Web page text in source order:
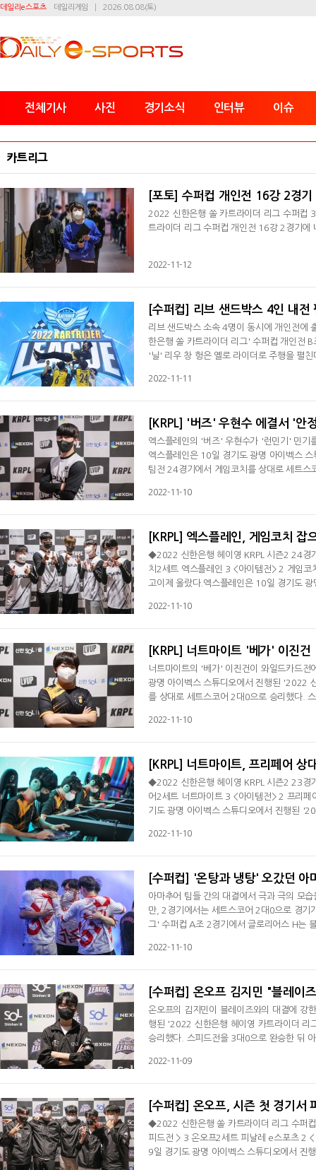
데일리e스포츠 데일리게임 2026.08.08(토)
전체기사 사진 경기소식 인터뷰 이슈
카트리그
[포토] 수퍼컵 개인전 16강 2경기
2022 신한은행 쏠 카트라이더 리그 수퍼컵
트라이더 리그 수퍼컵 개인전 16강 2경기에
2022-11-12
[수퍼컵] 리브 샌드박스 4인 내전
리브 샌드박스 소속 4명이 동시에 개인전
한은행 쏠 카트라이더 리그' 수퍼컵 개인전
'닐' 리우 창 헝은 옐로 라이더로 주행을 펼
이 좋겠지만 쉽지만은 않은 상황이다. '닐'
2022-11-11
[KRPL] '버즈' 우현수 에결서 '안
엑스플레인의 '버즈' 우현수가 '런민기' 민기
엑스플레인은 10일 경기도 광명 아이벡스
팀전 24경기에서 게임코치를 상대로 세트
운드를 잡아내며 에이스 결정전을 성사시켰
2022-11-10
[KRPL] 엑스플레인, 게임코치 잡
◆2022 신한은행 헤이영 KRPL 시즌2 24경
치2세트 엑스플레인 3 <아이템전> 2 게임
고이제 올랐다.엑스플레인은 10일 경기도
지했지만 중위권을 차지하지 못해 0대3패배
2022-11-10
[KRPL] 너트마이트 '베가' 이진
너트마이트의 '베가' 이진건이 와일드카드
광명 아이벡스 스튜디오에서 진행된 '2022
를 상대로 세트스코어 2대0으로 승리했다.
다. 이진건은 승리 소감으로 "풀리그 마지막
2022-11-10
[KRPL] 너트마이트, 프리페어 상
◆2022 신한은행 헤이영 KRPL 시즌2 23경
어2세트 너트마이트 3 <아이템전> 2 프리
기도 광명 아이벡스 스튜디오에서 진행된
로 승리하며 1승을 추가했다.스피드전 고정
2022-11-10
[수퍼컵] '온탕과 냉탕' 오갔던 아
아마추어 팀들 간의 대결에서 극과 극의 모
만, 2경기에서는 세트스코어 2대0으로 경
그' 수퍼컵 A조 2경기에서 글로리어스 H는
이어진 아이템전에서는 풀라운드 접전 끝에
2022-11-10
[수퍼컵] 온오프 김지민 "블레이
온오프의 김지민이 블레이즈와의 대결에 강
행된 '2022 신한은행 헤이영 카트라이더 리
승리했다. 스피드전을 3대0으로 완승한 뒤
를 안 하면서 마음의 평화를 찾은 거 같다.
2022-11-09
[수퍼컵] 온오프, 시즌 첫 경기서
◆2022 신한은행 쏠 카트라이더 리그 수퍼
피드전 > 3 온오프2세트 피날레 e스포츠 2
9일 경기도 광명 아이벡스 스튜디오에서 진